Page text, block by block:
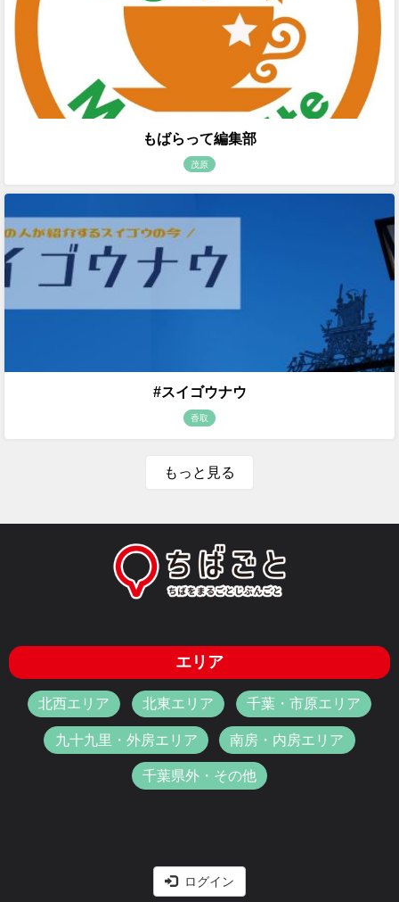
もばらって編集部
茂原
#スイゴウナウ
香取
もっと見る
エリア
北西エリア 北東エリア 千葉・市原エリア
九十九里・外房エリア 南房・内房エリア
千葉県外・その他
ログイン